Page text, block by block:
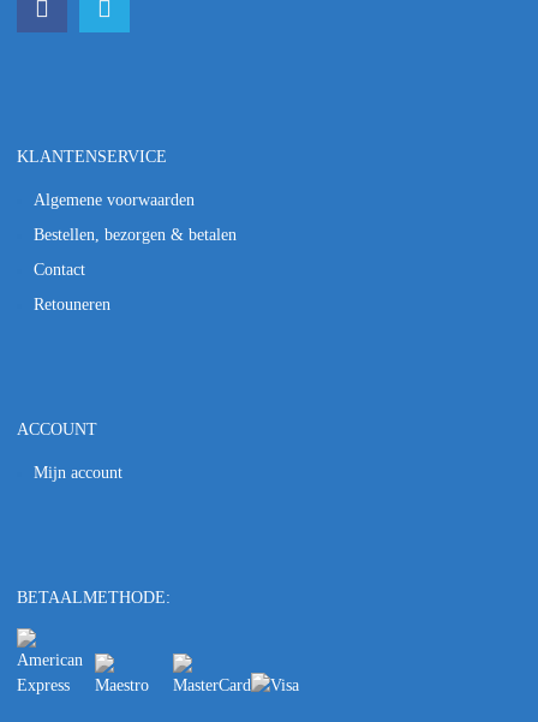
KLANTENSERVICE
Algemene voorwaarden
Bestellen, bezorgen & betalen
Contact
Retouneren
ACCOUNT
Mijn account
BETAALMETHODE: